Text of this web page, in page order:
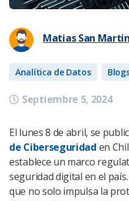
Matias San Martin
Analítica de Datos
Septiembre 5, 2024
El lunes 8 de abril, se
de Ciberseguridad en
establece un marco
seguridad digital en el
que no solo impulsa la